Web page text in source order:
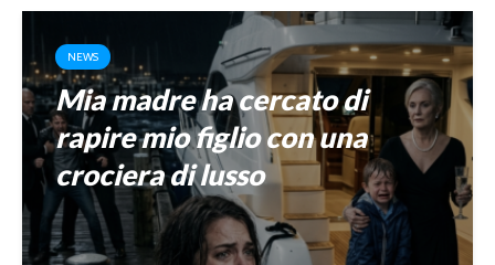
NEWS
Mia madre ha cercato di
rapire mio figlio con una
crociera di lusso